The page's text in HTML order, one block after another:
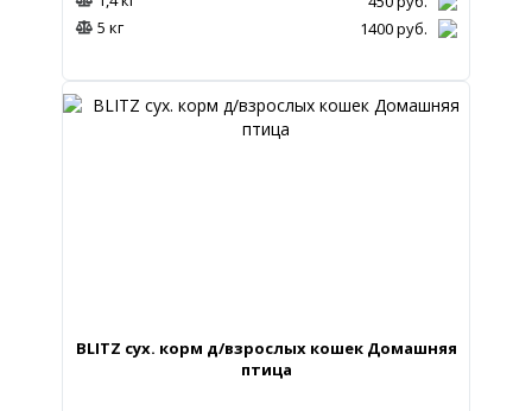
5 кг
1400руб.
BLITZ сух. корм д/взрослых кошек Домашняя
птица